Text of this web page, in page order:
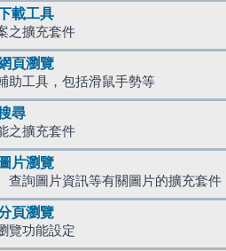
載工具
之擴充套件
頁瀏覽
助工具，包括滑鼠手勢等
尋
之擴充套件
片瀏覽
查詢圖片資訊等有關圖片的擴充套件
頁瀏覽
覽功能設定